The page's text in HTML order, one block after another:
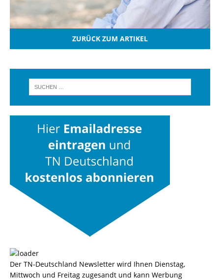
ZURÜCK ZUM ARTIKEL
Der TN-Deutschland Newsletter wird Ihnen Dienstag,
Mittwoch und Freitag zugesandt und kann Werbung